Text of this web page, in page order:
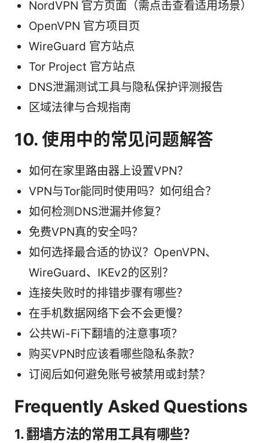
NordVPN 官方页面（需点击查看适用场景）
OpenVPN 官方项目页
WireGuard 官方站点
Tor Project 官方站点
DNS泄漏测试工具与隐私保护评测报告
区域法律与合规指南
10. 使用中的常见问题解答
如何在家里路由器上设置VPN？
VPN与Tor能同时使用吗？如何组合？
如何检测DNS泄漏并修复？
免费VPN真的安全吗？
如何选择最合适的协议？OpenVPN、
WireGuard、IKEv2的区别？
连接失败时的排错步骤有哪些？
在手机数据网络下会不会更慢？
公共Wi-Fi下翻墙的注意事项？
购买VPN时应该看哪些隐私条款？
订阅后如何避免账号被禁用或封禁？
Frequently Asked Questions
1. 翻墙方法的常用工具有哪些？